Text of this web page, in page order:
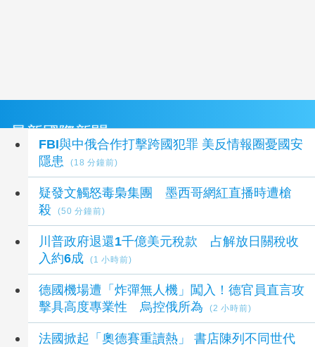
最新國際新聞
FBI與中俄合作打擊跨國犯罪 美反情報圈憂國安
隱患
(18 分鐘前)
疑發文觸怒毒梟集團 墨西哥網紅直播時遭槍
殺
(50 分鐘前)
川普政府退還1千億美元稅款 占解放日關稅收
入約6成
(1 小時前)
德國機場遭「炸彈無人機」闖入！德官員直言攻
擊具高度專業性 烏控俄所為
(2 小時前)
法國掀起「奧德賽重讀熱」 書店陳列不同世代